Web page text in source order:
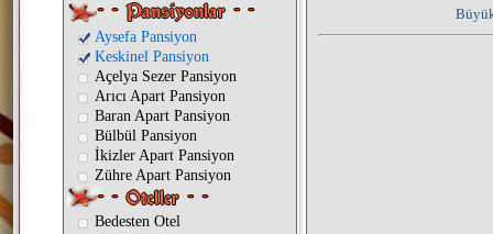
Aysefa Pansiyon
Keskinel Pansiyon
Açelya Sezer Pansiyon
Arıcı Apart Pansiyon
Baran Apart Pansiyon
Bülbül Pansiyon
İkizler Apart Pansiyon
Zühre Apart Pansiyon
Bedesten Otel